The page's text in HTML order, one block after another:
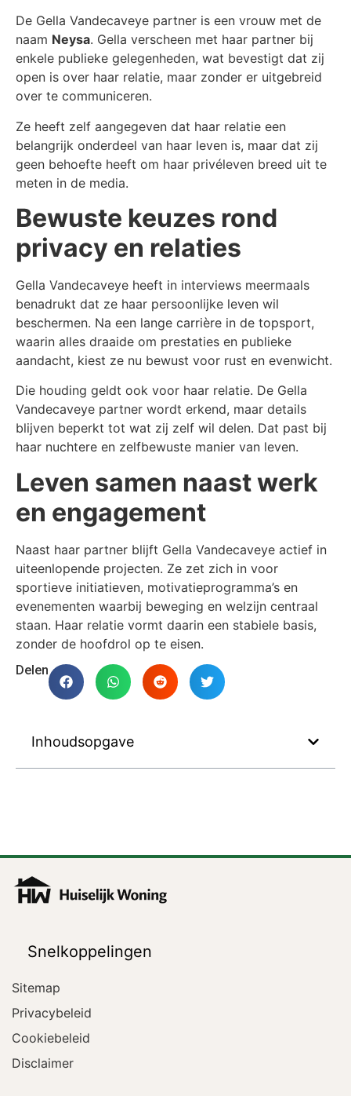
De Gella Vandecaveye partner is een vrouw met de
naam Neysa. Gella verscheen met haar partner bij
enkele publieke gelegenheden, wat bevestigt dat zij
open is over haar relatie, maar zonder er uitgebreid
over te communiceren.
Ze heeft zelf aangegeven dat haar relatie een
belangrijk onderdeel van haar leven is, maar dat zij
geen behoefte heeft om haar privéleven breed uit te
meten in de media.
Bewuste keuzes rond
privacy en relaties
Gella Vandecaveye heeft in interviews meermaals
benadrukt dat ze haar persoonlijke leven wil
beschermen. Na een lange carrière in de topsport,
waarin alles draaide om prestaties en publieke
aandacht, kiest ze nu bewust voor rust en evenwicht.
Die houding geldt ook voor haar relatie. De Gella
Vandecaveye partner wordt erkend, maar details
blijven beperkt tot wat zij zelf wil delen. Dat past bij
haar nuchtere en zelfbewuste manier van leven.
Leven samen naast werk
en engagement
Naast haar partner blijft Gella Vandecaveye actief in
uiteenlopende projecten. Ze zet zich in voor
sportieve initiatieven, motivatieprogramma’s en
evenementen waarbij beweging en welzijn centraal
staan. Haar relatie vormt daarin een stabiele basis,
zonder de hoofdrol op te eisen.
Delen
Inhoudsopgave
Snelkoppelingen
Sitemap
Privacybeleid
Cookiebeleid
Disclaimer